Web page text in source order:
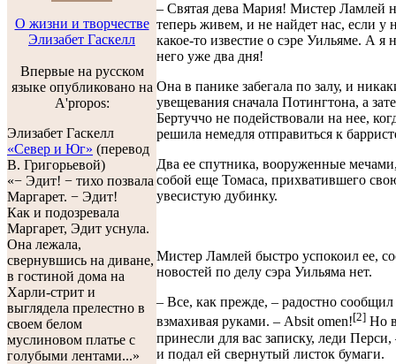
О жизни и творчестве
Элизабет Гаскелл
Впервые на русском
языке опубликовано на
A'propos:
Элизабет Гаскелл
«Север и Юг» (перевод
В. Григорьевой)
«− Эдит! − тихо позвала
Маргарет. − Эдит!
Как и подозревала
Маргарет, Эдит уснула.
Она лежала,
свернувшись на диване,
в гостиной дома на
Харли-стрит и
выглядела прелестно в
своем белом
муслиновом платье с
голубыми лентами...»
– Святая дева Мария! Мистер Ламлей
теперь живем, и не найдет нас, если у
какое-то известие о сэре Уильяме. А я
него уже два дня!
Она в панике забегала по залу, и
увещевания сначала Потингтона, а
Бертуччо не подействовали на нее,
решила немедля отправиться к
Два ее спутника, вооруженные
собой еще Томаса, прихватившего
увесистую дубинку.
Мистер Ламлей быстро успокоил ее,
новостей по делу сэра Уильяма нет.
– Все, как прежде, – радостно
взмахивая руками. – Absit omen![2] Но
принесли для вас записку, леди Перси,
и подал ей свернутый листок бумаги.